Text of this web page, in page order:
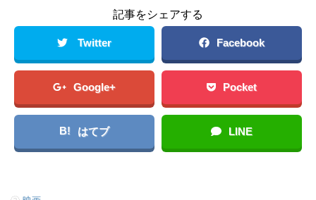
記事をシェアする
Twitter Facebook
Google+ Pocket
B! はてブ LINE